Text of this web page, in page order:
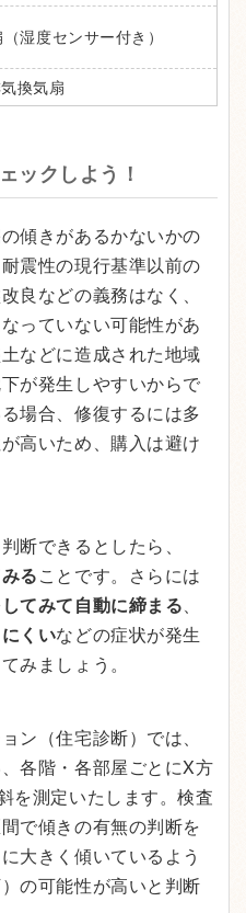
湿度センサー付き）
換気扇
ックしよう！
傾きがあるかないかの
震性の現行基準以前の
良などの義務はなく、
っていない可能性があ
などに造成された地域
が発生しやすいからで
場合、修復するには多
高いため、購入は避け
断できるとしたら、
ることです。さらには
てみて自動に締まる、
くいなどの症状が発生
みましょう。
ン（住宅診断）では、
各階・各部屋ごとにX方
を測定いたします。検査
で傾きの有無の判断を
大きく傾いているよう
の可能性が高いと判断